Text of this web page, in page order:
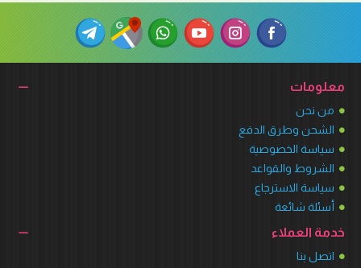
معلومات
من نحن
الشحن وطرق الدفع
سياسة الخصوصية
الشروط والقواعد
سياسة الاسترجاع
أسئلة شائعة
خدمة العملاء
اتصل بنا